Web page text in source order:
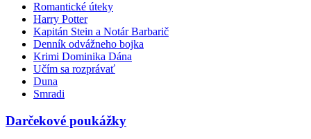
Romantické úteky
Harry Potter
Kapitán Stein a Notár Barbarič
Denník odvážneho bojka
Krimi Dominika Dána
Učím sa rozprávať
Duna
Smradi
Darčekové poukážky